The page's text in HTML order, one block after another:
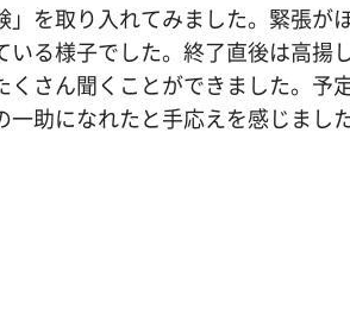
を取り入れてみました。緊張が
る様子でした。終了直後は高揚
くさん聞くことができました。予
助になれたと手応えを感じまし